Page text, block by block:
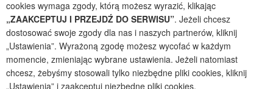
normą ISO 9001), prezentowane na stronie projekty domów mogą
nieznacznie różnić się od dokumentacji technicznej.
Informujemy, iż w celu optymalizacji treści dostępnych w naszym sklepie,
dostosowania ich do Państwa indywidualnych potrzeb korzystamy z
informacji zapisanych za pomocą plików cookies na urządzeniach
końcowych użytkowników. Pliki cookies użytkownik może kontrolować za
pomocą ustawień swojej przeglądarki internetowej. Dalsze korzystanie z
cookies wymaga zgody, którą możesz wyrazić, klikając
„ZAAKCEPTUJ I PRZEJDŹ DO SERWISU”. Jeżeli chcesz
dostosować swoje zgody dla nas i naszych partnerów, kliknij
„Ustawienia”. Wyrażoną zgodę możesz wycofać w każdym
momencie, zmieniając wybrane ustawienia. Jeżeli natomiast
chcesz, żebyśmy stosowali tylko niezbędne pliki cookies, kliknij
„Ustawienia” i zaakceptuj niezbędne pliki cookies.